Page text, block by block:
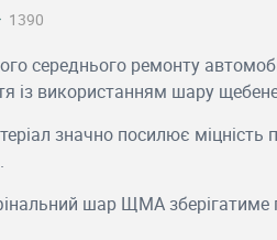
1390
середнього ремонту
із використанням шару
значно посилює міцність
шар ЩМА зберігатиме